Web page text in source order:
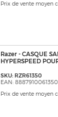
Prix de vente moyen
Razer - CASQUE
HYPERSPEED
SKU: RZR61350
EAN: 8887910061350
Prix de vente moyen